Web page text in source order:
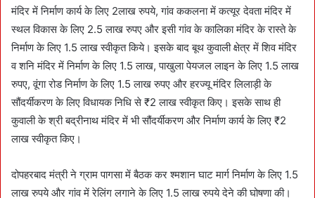
मंदिर में निर्माण कार्य के लिए 2लाख रुपये, गांव ककलना में कत्यूर देवता मंदिर में
स्थल विकास के लिए 2.5 लाख रुपए और इसी गांव के कालिका मंदिर के रास्ते के
निर्माण के लिए 1.5 लाख स्वीकृत किये। इसके बाद बूथ कुवाली क्षेत्र में शिव मंदिर
व शनि मंदिर में निर्माण के लिए 1.5 लाख, पाखुला पेयजल लाइन के लिए 1.5 लाख
रुपए, वूंगा रोड निर्माण के लिए 1.5 लाख रुपए और हरज्यू मंदिर लिलाड़ी के
सौंदर्यीकरण के लिए विधायक निधि से ₹2 लाख स्वीकृत किए। इसके साथ ही
कुवाली के श्री बद्रीनाथ मंदिर में भी सौंदर्यीकरण और निर्माण कार्य के लिए ₹2
लाख स्वीकृत किए।
दोपहरबाद मंत्री ने ग्राम पागसा में बैठक कर श्मशान घाट मार्ग निर्माण के लिए 1.5
लाख रुपये और गांव में रेलिंग लगाने के लिए 1.5 लाख रुपये देने की घोषणा की।